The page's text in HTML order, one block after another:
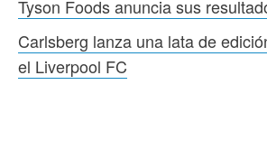
Tyson Foods anuncia sus
Carlsberg lanza una lata de
el Liverpool FC